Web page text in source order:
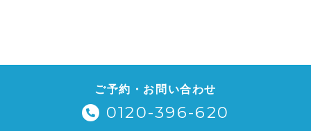
ご予約・お問い合わせ
0120-396-620